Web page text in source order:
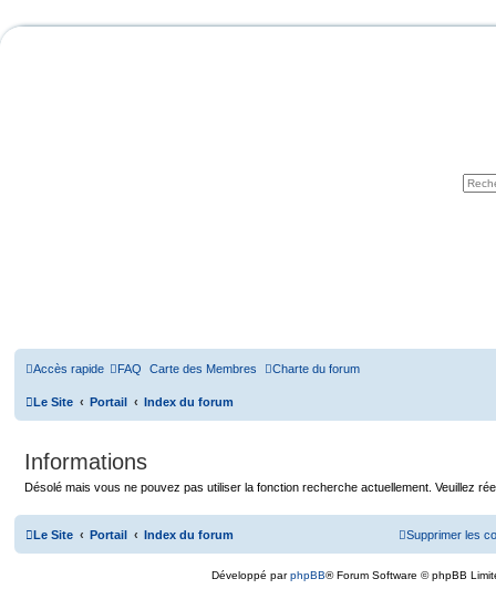
Accès rapide FAQ Carte des Membres Charte du forum
Le Site Portail Index du forum
Informations
Désolé mais vous ne pouvez pas utiliser la fonction recherche actuellement. Veuillez
Le Site Portail Index du forum Supprimer les
Développé parphpBB® Forum Software © phpBB